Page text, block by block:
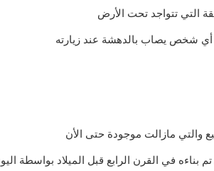
التي تتواجد تحت الأرض
أي شخص يصاب بالدهشة عند زيارته
والتي مازالت موجودة حتى الأن
في القرن الرابع قبل الميلاد بواسطة